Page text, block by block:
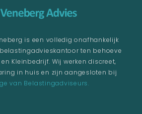
is een volledig onafhankelijk
ten behoeve
Kleinbedrijf. Wij werken discreet,
in huis en zijn aangesloten bij
van Belastingadviseurs.